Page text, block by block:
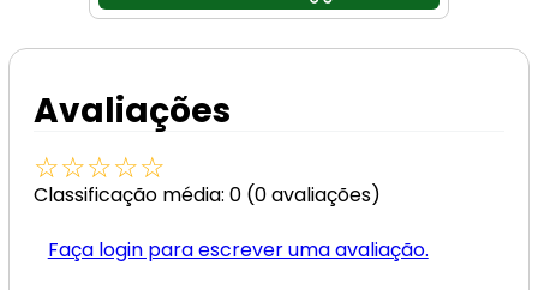
Avaliações
☆☆☆☆☆
Classificação média: 0 (0 avaliações)
Faça login para escrever uma avaliação.